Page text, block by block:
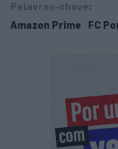
Palavras-chave:
Amazon Prime
FC